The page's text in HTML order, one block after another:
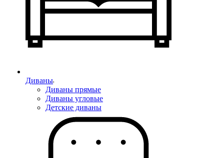
Диваны
Диваны прямые
Диваны угловые
Детские диваны